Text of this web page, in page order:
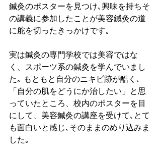
鍼灸のポスターを見つけ､興味を持ちそ
の講義に参加したことが美容鍼灸の道
に舵を切ったきっかけです｡
実は鍼灸の専門学校では美容ではな
く、スポーツ系の鍼灸を学んでいまし
た｡ もともと自分のニキビ跡が酷く､
「自分の肌をどうにか治したい」と思
っていたところ、校内のポスターを目
にして、美容鍼灸の講座を受けて､とて
も面白いと感じ､そのままのめり込みま
した｡